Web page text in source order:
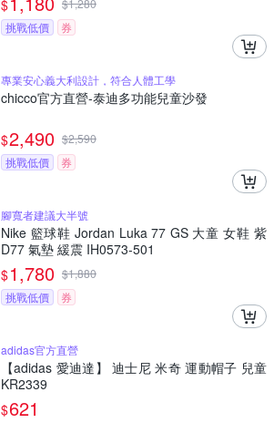
$
$1,280
挑戰低價
券
專業安心義大利設計，符合人體工學
chicco官方直營-泰迪多功能兒童沙發
$2,490 $2,590
挑戰低價
券
腳寬者建議大半號
Nike 籃球鞋 Jordan Luka 77 GS 大童 女鞋 紫
D77 氣墊 緩震 IH0573-501
$1,780 $1,880
挑戰低價
券
adidas官方直營
【adidas 愛迪達】 迪士尼 米奇 運動帽子 兒童
KR2339
$621